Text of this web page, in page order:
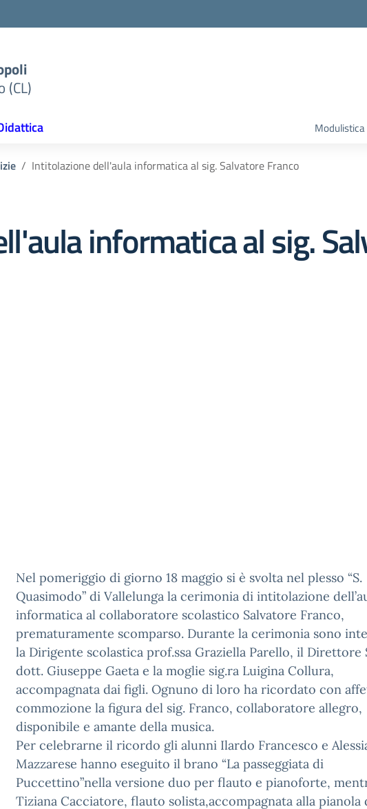
(CL)
Modulistica
Intitolazione dell'aula informatica al sig. Salvatore Franco
informatica al sig.
Nel pomeriggio di giorno 18 maggio si è svolta nel plesso “S.
Quasimodo” di Vallelunga la cerimonia di intitolazione
informatica al collaboratore scolastico Salvatore Franco,
prematuramente scomparso. Durante la cerimonia sono
la Dirigente scolastica prof.ssa Graziella Parello, il Direttore
dott. Giuseppe Gaeta e la moglie sig.ra Luigina Collura,
accompagnata dai figli. Ognuno di loro ha ricordato con
commozione la figura del sig. Franco, collaboratore allegro,
disponibile e amante della musica.
Per celebrarne il ricordo gli alunni Ilardo Francesco e
Mazzarese hanno eseguito il brano “La passeggiata di
Puccettino”nella versione duo per flauto e pianoforte,
Tiziana Cacciatore, flauto solista,accompagnata alla pianola